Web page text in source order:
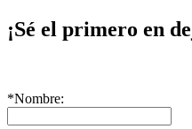
¡Sé el primero en
*Nombre: